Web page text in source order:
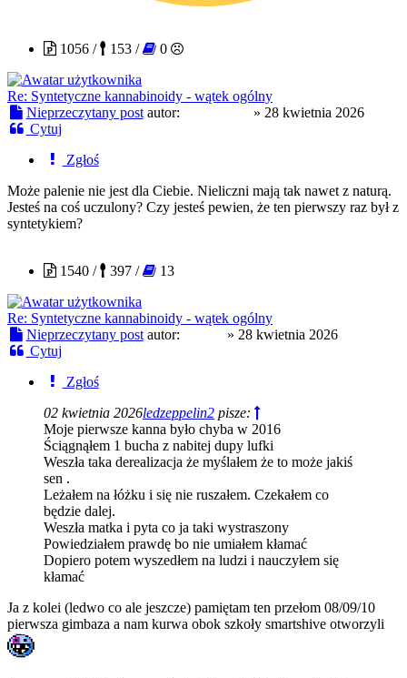
1056 /
153 / 0
Re: Syntetyczne kannabinoidy - wątek ogólny
Nieprzeczytany post autor: » 28 kwietnia 2026
Cytuj
Zgłoś
Może palenie nie jest dla Ciebie. Nieliczni mają tak nawet z naturą.
Jesteś na coś uczulony? Czy jesteś pewien, że ten pierwszy raz był z
syntetykiem?
1540 /
397 / 13
Re: Syntetyczne kannabinoidy - wątek ogólny
Nieprzeczytany post autor: » 28 kwietnia 2026
Cytuj
Zgłoś
02 kwietnia 2026ledzeppelin2 pisze:
Moje pierwsze kanna było chyba w 2016
Ściągnąłem 1 bucha z nabitej dupy lufki
Weszła taka derealizacja że myślałem że to może jakiś
sen .
Leżałem na łóżku i się nie ruszałem. Czekałem co
będzie dalej.
Weszła matka i pyta co ja taki wystraszony
Powiedziałem prawdę bo nie umiałem kłamać
Dopiero potem wyszedłem na ludzi i nauczyłem się
kłamać
Ja z kolei (ledwo co ale jeszcze) pamiętam ten przełom 08/09/10
pierwsza gimbaza a nam kurwa obok szkoły smartshive otworzyli